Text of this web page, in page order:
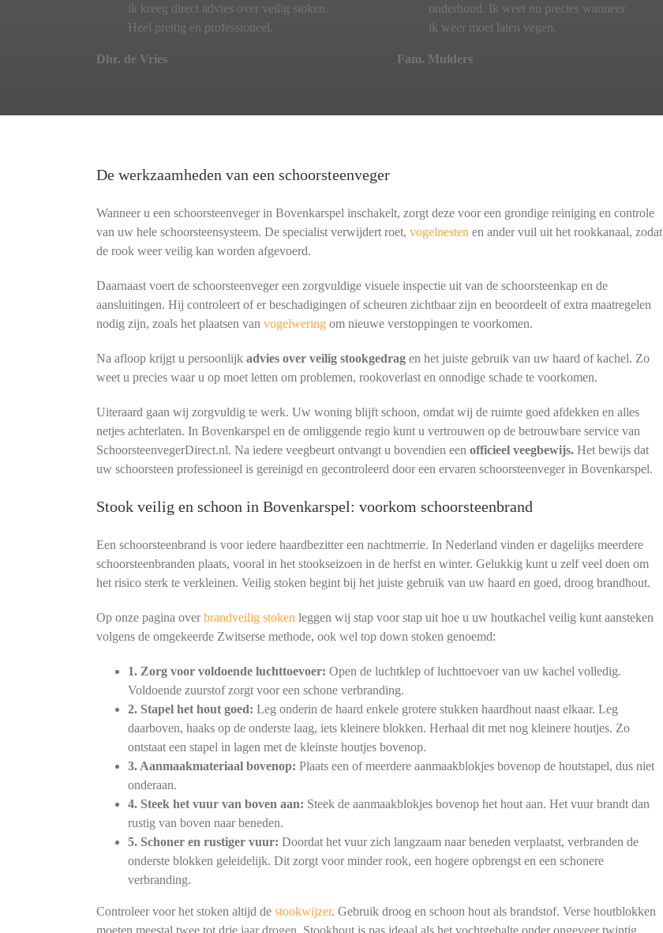
ik kreeg direct advies over veilig stoken.
Heel prettig en professioneel.
Dhr. de Vries
onderhoud. Ik weet nu precies wanneer
ik weer moet laten vegen.
Fam. Mulders
De werkzaamheden van een schoorsteenveger
Wanneer u een schoorsteenveger in Bovenkarspel inschakelt, zorgt deze voor een grondige reiniging en controle
van uw hele schoorsteensysteem. De specialist verwijdert roet, vogelnesten en ander vuil uit het rookkanaal, zodat
de rook weer veilig kan worden afgevoerd.
Daarnaast voert de schoorsteenveger een zorgvuldige visuele inspectie uit van de schoorsteenkap en de
aansluitingen. Hij controleert of er beschadigingen of scheuren zichtbaar zijn en beoordeelt of extra maatregelen
nodig zijn, zoals het plaatsen van vogelweringom nieuwe verstoppingen te voorkomen.
Na afloop krijgt u persoonlijk advies over veilig stookgedragen het juiste gebruik van uw haard of kachel. Zo
weet u precies waar u op moet letten om problemen, rookoverlast en onnodige schade te voorkomen.
Uiteraard gaan wij zorgvuldig te werk. Uw woning blijft schoon, omdat wij de ruimte goed afdekken en alles
netjes achterlaten. In Bovenkarspel en de omliggende regio kunt u vertrouwen op de betrouwbare service van
SchoorsteenvegerDirect.nl. Na iedere veegbeurt ontvangt u bovendien een officieel veegbewijs. Het bewijs dat
uw schoorsteen professioneel is gereinigd en gecontroleerd door een ervaren schoorsteenveger in Bovenkarspel.
Stook veilig en schoon in Bovenkarspel: voorkom schoorsteenbrand
Een schoorsteenbrand is voor iedere haardbezitter een nachtmerrie. In Nederland vinden er dagelijks meerdere
schoorsteenbranden plaats, vooral in het stookseizoen in de herfst en winter. Gelukkig kunt u zelf veel doen om
het risico sterk te verkleinen. Veilig stoken begint bij het juiste gebruik van uw haard en goed, droog brandhout.
Op onze pagina overbrandveilig stoken leggen wij stap voor stap uit hoe u uw houtkachel veilig kunt aansteken
volgens de omgekeerde Zwitserse methode, ook wel top down stoken genoemd:
1. Zorg voor voldoende luchttoevoer: Open de luchtklep of luchttoevoer van uw kachel volledig.
Voldoende zuurstof zorgt voor een schone verbranding.
2. Stapel het hout goed: Leg onderin de haard enkele grotere stukken haardhout naast elkaar. Leg
daarboven, haaks op de onderste laag, iets kleinere blokken. Herhaal dit met nog kleinere houtjes. Zo
ontstaat een stapel in lagen met de kleinste houtjes bovenop.
3. Aanmaakmateriaal bovenop: Plaats een of meerdere aanmaakblokjes bovenop de houtstapel, dus niet
onderaan.
4. Steek het vuur van boven aan: Steek de aanmaakblokjes bovenop het hout aan. Het vuur brandt dan
rustig van boven naar beneden.
5. Schoner en rustiger vuur: Doordat het vuur zich langzaam naar beneden verplaatst, verbranden de
onderste blokken geleidelijk. Dit zorgt voor minder rook, een hogere opbrengst en een schonere
verbranding.
Controleer voor het stoken altijd de stookwijzer. Gebruik droog en schoon hout als brandstof. Verse houtblokken
moeten meestal twee tot drie jaar drogen. Stookhout is pas ideaal als het vochtgehalte onder ongeveer twintig